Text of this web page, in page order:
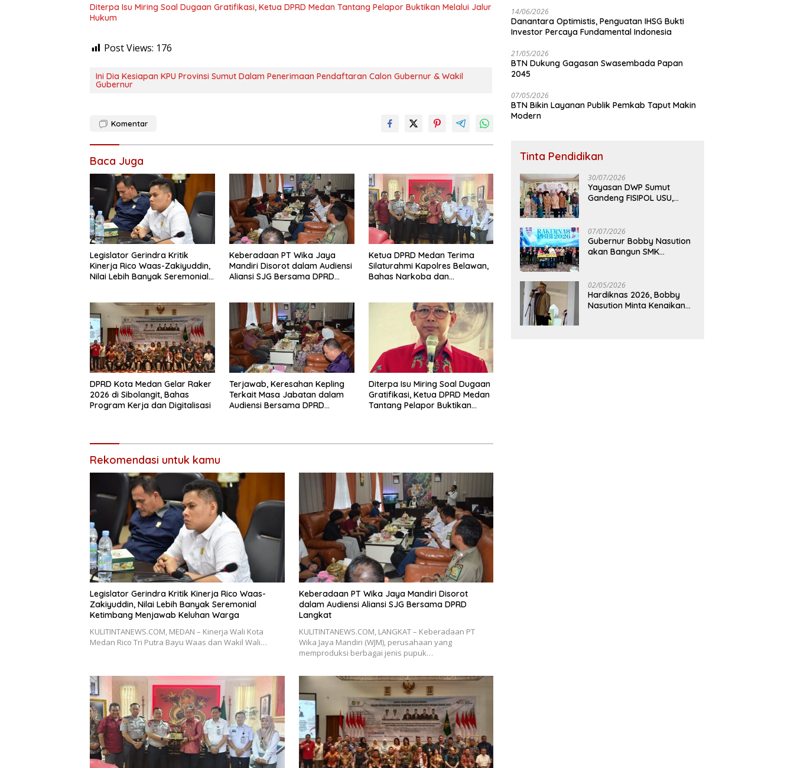
Diterpa Isu Miring Soal Dugaan Gratifikasi, Ketua DPRD Medan Tantang Pelapor Buktikan Melalui Jalur
Hukum
Post Views: 176
Ini Dia Kesiapan KPU Provinsi Sumut Dalam Penerimaan Pendaftaran Calon Gubernur & Wakil
Gubernur
Komentar
Baca Juga
Legislator Gerindra Kritik
Kinerja Rico Waas-Zakiyuddin,
Nilai Lebih Banyak Seremonial
Keberadaan PT Wika Jaya
Mandiri Disorot dalam Audiensi
Aliansi SJG Bersama DPRD
Ketua DPRD Medan Terima
Silaturahmi Kapolres Belawan,
Bahas Narkoba dan
DPRD Kota Medan Gelar Raker
2026 di Sibolangit, Bahas
Program Kerja dan Digitalisasi
Terjawab, Keresahan Kepling
Terkait Masa Jabatan dalam
Audiensi Bersama DPRD
Diterpa Isu Miring Soal Dugaan
Gratifikasi, Ketua DPRD Medan
Tantang Pelapor Buktikan
Rekomendasi untuk kamu
Legislator Gerindra Kritik Kinerja Rico Waas-
Zakiyuddin, Nilai Lebih Banyak Seremonial
Ketimbang Menjawab Keluhan Warga
KULITINTANEWS.COM, MEDAN – Kinerja Wali Kota
Medan Rico Tri Putra Bayu Waas dan Wakil Wali…
Keberadaan PT Wika Jaya Mandiri Disorot
dalam Audiensi Aliansi SJG Bersama DPRD
Langkat
KULITINTANEWS.COM, LANGKAT – Keberadaan PT
Wika Jaya Mandiri (WJM), perusahaan yang
memproduksi berbagai jenis pupuk…
14/06/2026
Danantara Optimistis, Penguatan IHSG Bukti
Investor Percaya Fundamental Indonesia
21/05/2026
BTN Dukung Gagasan Swasembada Papan
2045
07/05/2026
BTN Bikin Layanan Publik Pemkab Taput Makin
Modern
Tinta Pendidikan
30/07/2026
Yayasan DWP Sumut
Gandeng FISIPOL USU,
Pendidikan
07/07/2026
Gubernur Bobby Nasution
akan Bangun SMK
School di Samosir
02/05/2026
Hardiknas 2026, Bobby
Nasution Minta Kenaikan